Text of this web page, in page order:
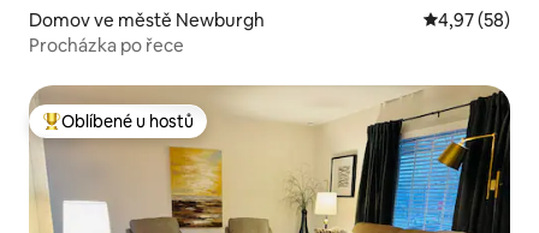
Domov ve městě Newburgh Průměrné
4,97 (58)
Procházka po řece
Nejlepší v kategorii Oblíbené u hostů
Oblíbené u hostů